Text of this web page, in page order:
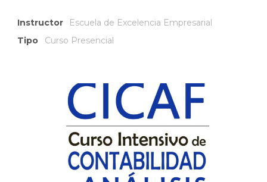
Instructor
Escuela de Excelencia Empresarial
Tipo
Curso Presencial